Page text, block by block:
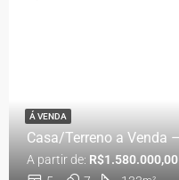
A partir de: R$1.580.000,00
Á VENDA